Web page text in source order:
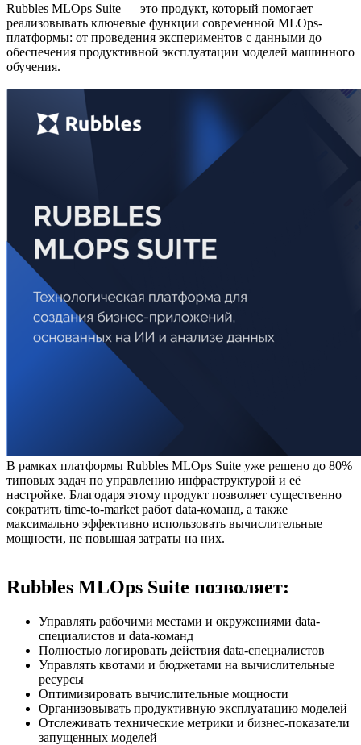
Rubbles MLOps Suite — это продукт, который помогает
реализовывать ключевые функции современной MLOps-
платформы: от проведения экспериментов с данными до
обеспечения продуктивной эксплуатации моделей машинного
обучения.
В рамках платформы Rubbles MLOps Suite уже решено до 80%
типовых задач по управлению инфраструктурой и её
настройке. Благодаря этому продукт позволяет существенно
сократить time-to-market работ data-команд, а также
максимально эффективно использовать вычислительные
мощности, не повышая затраты на них.
Rubbles MLOps Suite позволяет:
Управлять рабочими местами и окружениями data-
специалистов и data-команд
Полностью логировать действия data-специалистов
Управлять квотами и бюджетами на вычислительные
ресурсы
Оптимизировать вычислительные мощности
Организовывать продуктивную эксплуатацию моделей
Отслеживать технические метрики и бизнес-показатели
запущенных моделей